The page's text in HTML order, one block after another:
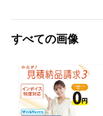
すべての画像